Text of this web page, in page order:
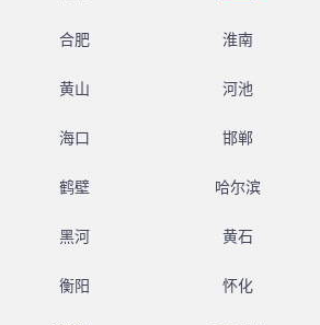
合肥 淮南
黄山 河池
海口 邯郸
鹤壁 哈尔滨
黑河 黄石
衡阳 怀化